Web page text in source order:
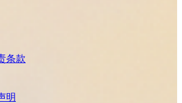
条款
明